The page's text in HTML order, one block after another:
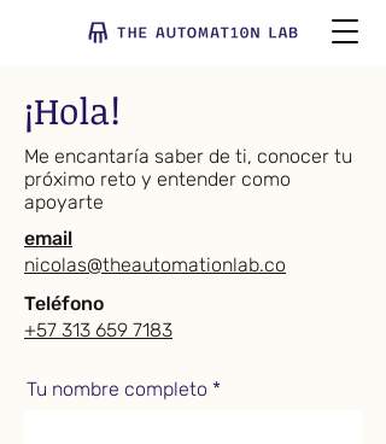
¡Hola!
Me encantaría saber de ti, conocer tu
próximo reto y entender como
apoyarte
email
nicolas@theautomationlab.co
Teléfono
+57 313 659 7183
Tu nombre completo